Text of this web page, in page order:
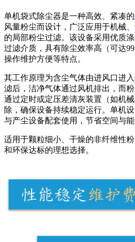
单机袋式除尘器是一种高效、紧凑的
风量粉尘而设计，广泛应用于机械
的局部粉尘过滤。该设备采用优质
过滤介质，具有除尘效率高（可达
操作维护方便等特点。
其工作原理为含尘气体由进风口进
滤后，洁净气体通过风机排出，而
通过定时或定压差清灰装置（如机
除，确保设备持续稳定运行。单机
与产尘设备配套使用，节省空间与能
适用于颗粒细小、干燥的非纤维性
和环保达标的理想选择。